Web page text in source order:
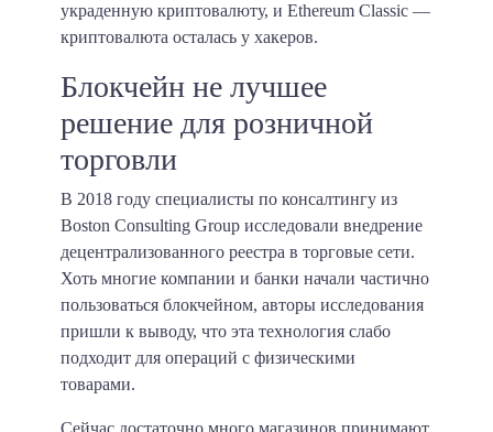
украденную криптовалюту, и Ethereum Classic —
криптовалюта осталась у хакеров.
Блокчейн не лучшее
решение для розничной
торговли
В 2018 году специалисты по консалтингу из
Boston Consulting Group исследовали внедрение
децентрализованного реестра в торговые сети.
Хоть многие компании и банки начали частично
пользоваться блокчейном, авторы исследования
пришли к выводу, что эта технология слабо
подходит для операций с физическими
товарами.